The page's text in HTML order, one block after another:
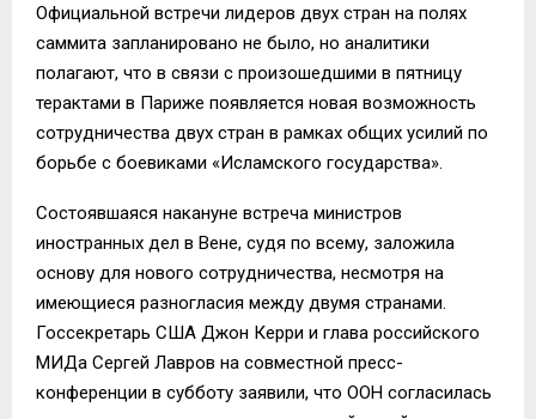
Официальной встречи лидеров двух стран на полях
саммита запланировано не было, но аналитики
полагают, что в связи с произошедшими в пятницу
терактами в Париже появляется новая возможность
сотрудничества двух стран в рамках общих усилий по
борьбе с боевиками «Исламского государства».
Состоявшаяся накануне встреча министров
иностранных дел в Вене, судя по всему, заложила
основу для нового сотрудничества, несмотря на
имеющиеся разногласия между двумя странами.
Госсекретарь США Джон Керри и глава российского
МИДа Сергей Лавров на совместной пресс-
конференции в субботу заявили, что ООН согласилась